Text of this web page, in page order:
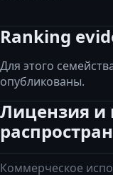
Ranking
Для этого
опубликованы.
Лицензия и
Коммерческое